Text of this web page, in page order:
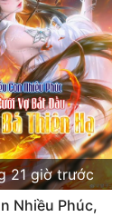
21 giờ trước
Nhiều Phúc,